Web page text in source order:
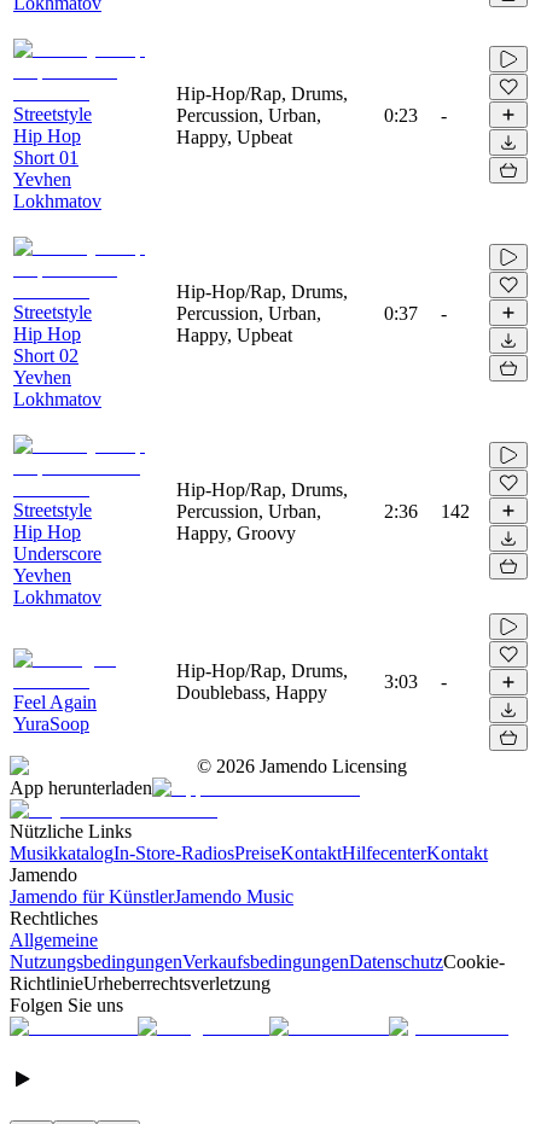
Streetstyle
Hip Hop
Short 01
Yevhen
Lokhmatov
Hip-Hop/Rap, Drums,
Percussion, Urban,
Happy, Upbeat
0:23 -
Streetstyle
Hip Hop
Short 02
Yevhen
Lokhmatov
Hip-Hop/Rap, Drums,
Percussion, Urban,
Happy, Upbeat
0:37 -
Streetstyle
Hip Hop
Underscore
Yevhen
Lokhmatov
Hip-Hop/Rap, Drums,
Percussion, Urban,
Happy, Groovy
2:36 142
Feel Again
YuraSoop
Hip-Hop/Rap, Drums,
Doublebass, Happy
3:03 -
© 2026 Jamendo Licensing
App herunterladen
Nützliche Links
MusikkatalogIn-Store-RadiosPreiseKontaktHilfecenterKontakt
Jamendo
Jamendo für KünstlerJamendo Music
Rechtliches
Allgemeine
NutzungsbedingungenVerkaufsbedingungenDatenschutzCookie-
RichtlinieUrheberrechtsverletzung
Folgen Sie uns